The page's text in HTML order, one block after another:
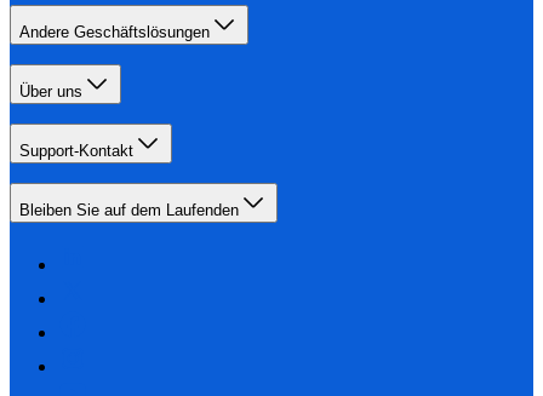
Andere Geschäftslösungen
Über uns
Support-Kontakt
Bleiben Sie auf dem Laufenden